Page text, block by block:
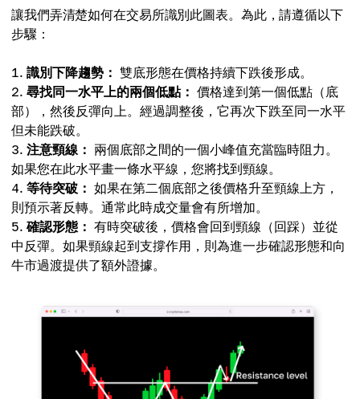
讓我們弄清楚如何在交易所識別此圖表。為此，請遵循以下
步驟：
識別下降趨勢： 雙底形態在價格持續下跌後形成。
尋找同一水平上的兩個低點： 價格達到第一個低點（底
部），然後反彈向上。經過調整後，它再次下跌至同一水平
但未能跌破。
注意頸線： 兩個底部之間的一個小峰值充當臨時阻力。
如果您在此水平畫一條水平線，您將找到頸線。
等待突破： 如果在第二個底部之後價格升至頸線上方，
則預示著反轉。通常此時成交量會有所增加。
確認形態： 有時突破後，價格會回到頸線（回踩）並從
中反彈。如果頸線起到支撐作用，則為進一步確認形態和向
牛市過渡提供了額外證據。